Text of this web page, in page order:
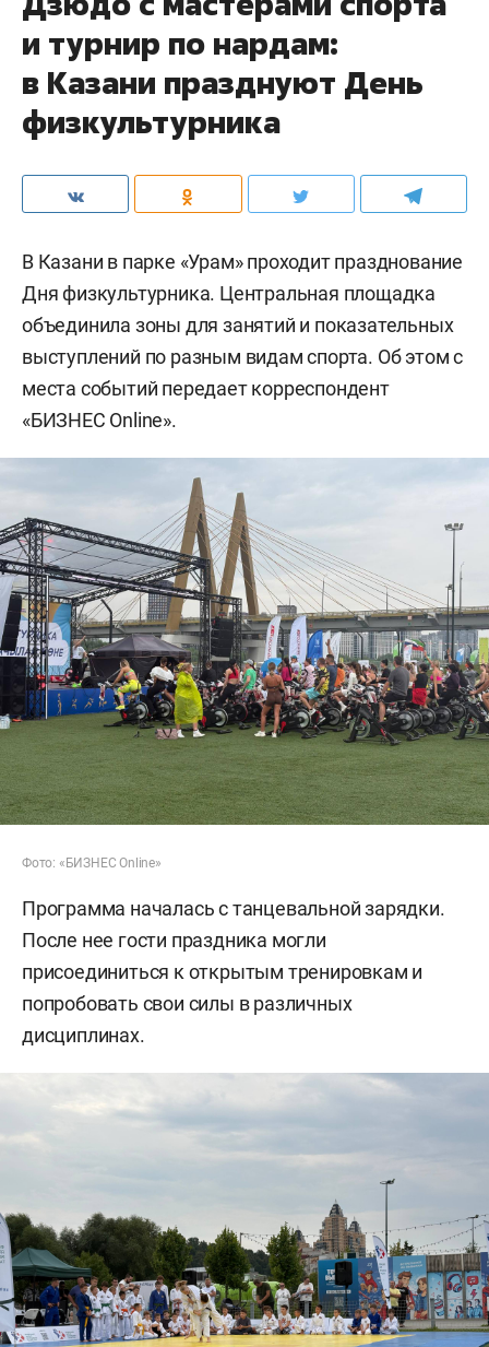
и турнир по нардам:
в Казани празднуют День
физкультурника
В Казани в парке «Урам» проходит празднование
Дня физкультурника. Центральная площадка
объединила зоны для занятий и показательных
выступлений по разным видам спорта. Об этом с
места событий передает корреспондент
«БИЗНЕС Online».
Фото: «БИЗНЕС Online»
Программа началась с танцевальной зарядки.
После нее гости праздника могли
присоединиться к открытым тренировкам и
попробовать свои силы в различных
дисциплинах.